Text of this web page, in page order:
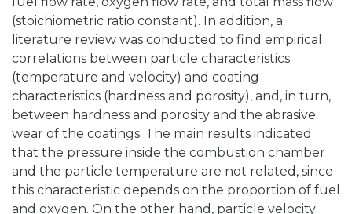
(stoichiometric ratio constant). In addition, a
literature review was conducted to find empirical
correlations between particle characteristics
(temperature and velocity) and coating
characteristics (hardness and porosity), and, in turn,
between hardness and porosity and the abrasive
wear of the coatings. The main results indicated
that the pressure inside the combustion chamber
and the particle temperature are not related, since
this characteristic depends on the proportion of fuel
and oxygen. On the other hand, particle velocity